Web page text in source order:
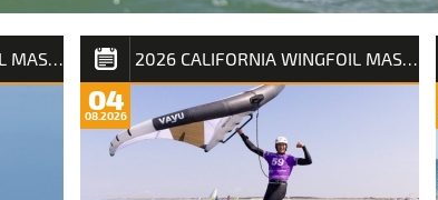
2026 CALIFORNIA WINGFOIL MASTERS SYLT 2026 CALIFORNIA WINGFOIL MASTERS SYLT
04
08.2026